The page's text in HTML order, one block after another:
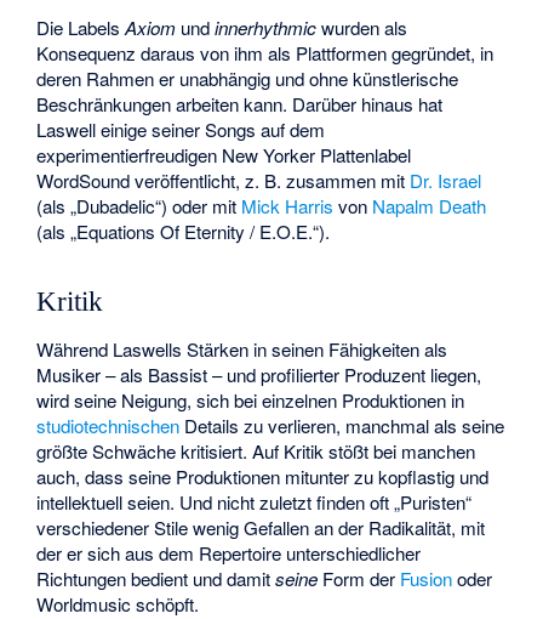
Die LabelsAxiom undinnerhythmicwurden als
Konsequenz daraus von ihm als Plattformen gegründet, in
deren Rahmen er unabhängig und ohne künstlerische
Beschränkungen arbeiten kann. Darüber hinaus hat
Laswell einige seiner Songs auf dem
experimentierfreudigen New Yorker Plattenlabel
WordSoundveröffentlicht, z. B. zusammen mit Dr. Israel
(als „Dubadelic“) oder mit Mick Harris von Napalm Death
(als „Equations Of Eternity / E.O.E.“).
Kritik
Während Laswells Stärken in seinen Fähigkeiten als
Musiker – als Bassist – und profilierter Produzent liegen,
wird seine Neigung, sich bei einzelnen Produktionen in
studiotechnischen Details zu verlieren, manchmal als seine
größte Schwäche kritisiert. Auf Kritik stößt bei manchen
auch, dass seine Produktionen mitunter zu kopflastig und
intellektuell seien. Und nicht zuletzt finden oft „Puristen“
verschiedener Stile wenig Gefallen an der Radikalität, mit
der er sich aus dem Repertoire unterschiedlicher
Richtungen bedient und damitseine Form der Fusionoder
Worldmusic schöpft.